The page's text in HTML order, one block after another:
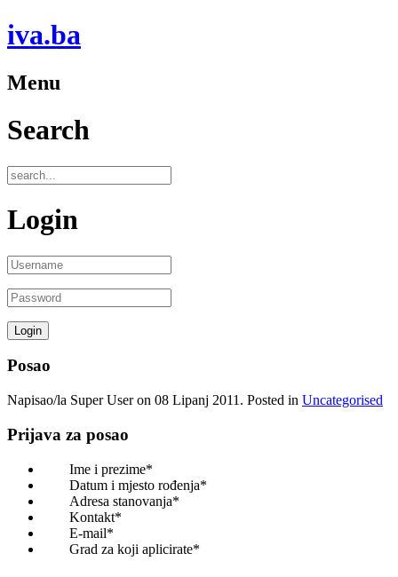
iva.ba
Menu
Search
Login
Posao
Napisao/la Super User on 08 Lipanj 2011 . Posted in Uncategorised
Prijava za posao
Ime i prezime*
Datum i mjesto rođenja*
Adresa stanovanja*
Kontakt*
E-mail*
Grad za koji aplicirate*